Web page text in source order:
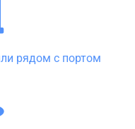
рядом с портом